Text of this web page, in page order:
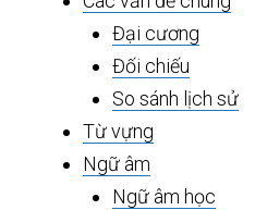
Đại cương
Đối chiếu
So sánh lịch sử
Từ vựng
Ngữ âm
Ngữ âm học